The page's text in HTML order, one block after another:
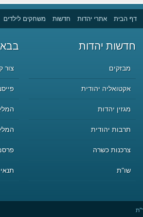
דף הבית אתרי יהדות חדשות משחקים לילדים
חדשות יהדות
מבזקים
אקטואליה יהודית
מגזין יהדות
תרבות יהודית
צרכנות כשרה
שו"ת
צור